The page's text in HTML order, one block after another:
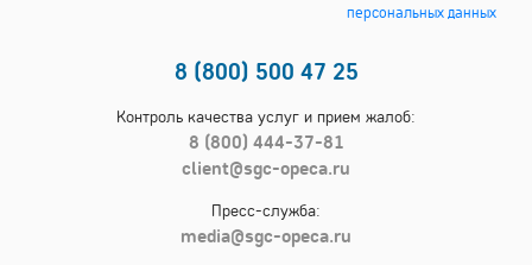
персональных данных
8 (800) 500 47 25
Контроль качества услуг и прием жалоб:
8 (800) 444-37-81
client@sgc-opeca.ru
Пресс-служба:
media@sgc-opeca.ru